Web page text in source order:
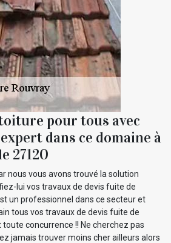
pour tous avec
dans ce domaine à
27120
nous vous avons trouvé la solution
lui vos travaux de devis fuite de
un professionnel dans ce secteur et
tous vos travaux de devis fuite de
concurrence !! Ne cherchez pas
jamais trouver moins cher ailleurs alors